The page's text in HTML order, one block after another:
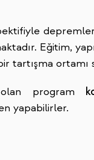
Eğitim,
tartışma ortamı
program
yapabilirler.